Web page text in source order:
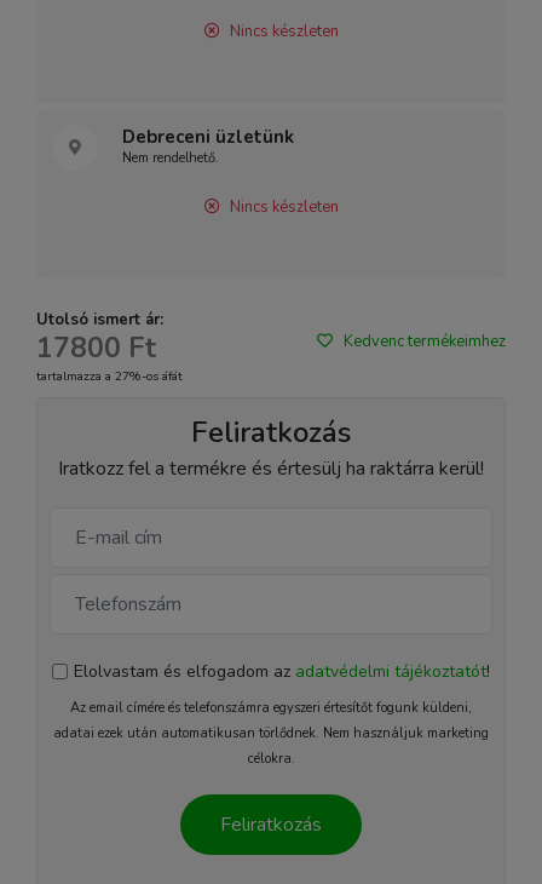
Nincs készleten
Debreceni üzletünk
Nem rendelhető.
Nincs készleten
Utolsó ismert ár:
17800 Ft
tartalmazza a 27%-os áfát
Kedvenc termékeimhez
Feliratkozás
Iratkozz fel a termékre és értesülj ha raktárra kerül!
Elolvastam és elfogadom az adatvédelmi tájékoztatót!
Az email címére és telefonszámra egyszeri értesítőt fogunk küldeni,
adatai ezek után automatikusan törlődnek. Nem használjuk marketing
célokra.
Feliratkozás